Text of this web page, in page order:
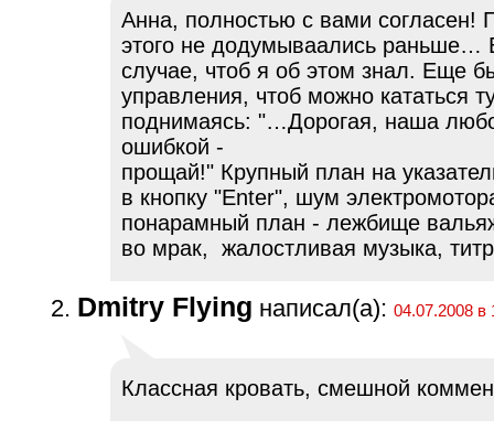
Анна, полностью с вами согласен!
этого не додумываались раньше…
случае, чтоб я об этом знал. Еще
управления, чтоб можно кататься
поднимаясь: "…Дорогая, наша
ошибкой -
прощай!" Крупный план на
в кнопку "Enter", шум
понарамный план - лежбище
во мрак, жалостливая музыка,
Dmitry Flying написал(а): 04.07.2008 в
Классная кровать, смешной